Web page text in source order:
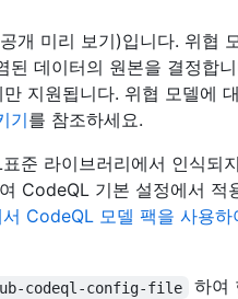
개 미리 보기)입니다. 위협
된 데이터의 원본을 결정합
지원됩니다. 위협 모델에
기를 참조하세요.
준 라이브러리에서 인식되
CodeQL 기본 설정에서
CodeQL 모델 팩을 사용
codeql-config-file
하여